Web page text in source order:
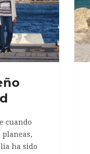
cuando
ha sido